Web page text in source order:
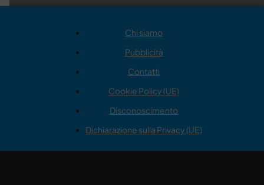
Chi siamo
Pubblicità
Contatti
Cookie Policy (UE)
Disconoscimento
Dichiarazione sulla Privacy (UE)